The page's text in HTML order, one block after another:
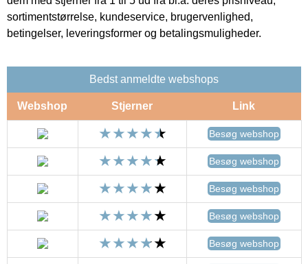
sortimentstørrelse, kundeservice, brugervenlighed,
betingelser, leveringsformer og betalingsmuligheder.
Bedst anmeldte webshops
Webshop Stjerner Link
Besøg webshop
Besøg webshop
Besøg webshop
Besøg webshop
Besøg webshop